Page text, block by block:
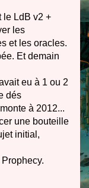
le LdB v2 +
les
et les oracles.
Et demain
eu à 1 ou 2
dés
à 2012...
une bouteille
initial,